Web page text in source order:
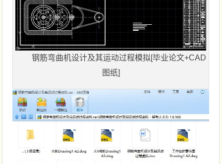
钢筋弯曲机设计及其运动过程模拟[毕业论文+CAD
图纸]